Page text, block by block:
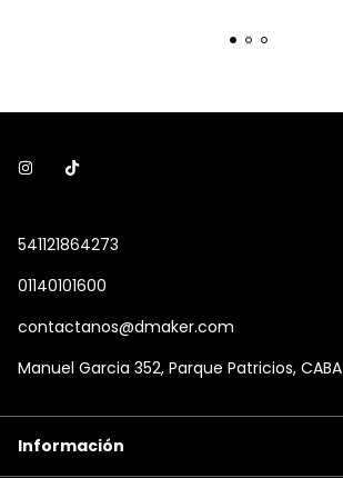
541121864273
01140101600
contactanos@dmaker.com
Manuel Garcia 352, Parque Patricios, CABA
Información